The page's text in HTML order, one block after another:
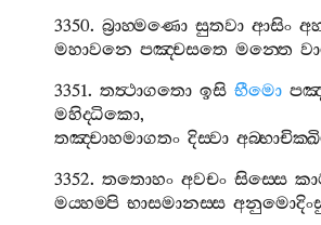
3350.බ්‍රාහ‍්මණො සුතවා ආසිං
මහාවනෙ පඤ‍්චසතෙ මන‍්තෙ
3351.තත්‍ථාගතො ඉසි භීමො
මහිද‍්ධිකො,
තඤ‍්චාහමාගතං දිස‍්වා
3352.තතොහං අවචං සිස‍්සෙ
මය‍්හම‍්පි භාසමානස‍්ස